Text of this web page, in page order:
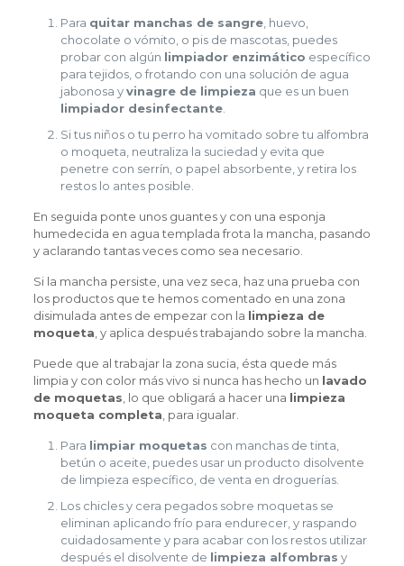
Para quitar manchas de sangre, huevo,
chocolate o vómito, o pis de mascotas, puedes
probar con algún limpiador enzimático específico
para tejidos, o frotando con una solución de agua
jabonosa yvinagre de limpieza que es un buen
limpiador desinfectante.
Si tus niños o tu perro ha vomitado sobre tu alfombra
o moqueta, neutraliza la suciedad y evita que
penetre con serrín, o papel absorbente, y retira los
restos lo antes posible.
En seguida ponte unos guantes y con una esponja
humedecida en agua templada frota la mancha, pasando
y aclarando tantas veces como sea necesario.
Si la mancha persiste, una vez seca, haz una prueba con
los productos que te hemos comentado en una zona
disimulada antes de empezar con la limpieza de
moqueta, y aplica después trabajando sobre la mancha.
Puede que al trabajar la zona sucia, ésta quede más
limpia y con color más vivo si nunca has hecho un lavado
de moquetas, lo que obligará a hacer una limpieza
moqueta completa, para igualar.
Para limpiar moquetas con manchas de tinta,
betún o aceite, puedes usar un producto disolvente
de limpieza específico, de venta en droguerías.
Los chicles y cera pegados sobre moquetas se
eliminan aplicando frío para endurecer, y raspando
cuidadosamente y para acabar con los restos utilizar
después el disolvente de limpieza alfombras y